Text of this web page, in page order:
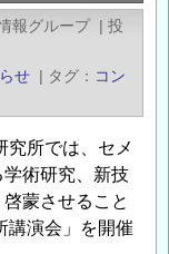
報グループ | 投
せ | タグ
コン
究所では、セメ
術研究、新技
蒙させること
講演会」を開催